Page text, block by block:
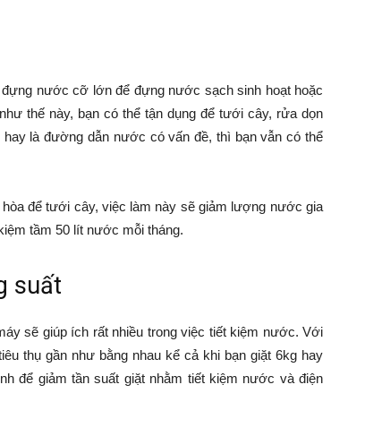
nước cỡ lớn để đựng nước sạch sinh hoạt hoặc
thế này, bạn có thể tận dụng để tưới cây, rửa dọn
là đường dẫn nước có vấn đề, thì bạn vẫn có thể
để tưới cây, việc làm này sẽ giảm lượng nước gia
tầm 50 lít nước mỗi tháng.
suất
sẽ giúp ích rất nhiều trong việc tiết kiệm nước. Với
thụ gần như bằng nhau kể cả khi bạn giặt 6kg hay
để giảm tần suất giặt nhằm tiết kiệm nước và điện